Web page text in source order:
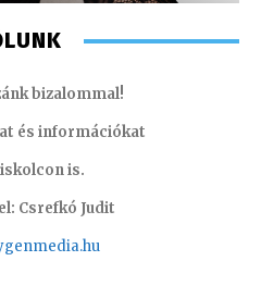
bizalommal!
és információkat
is.
Csrefkó Judit
nmedia.hu